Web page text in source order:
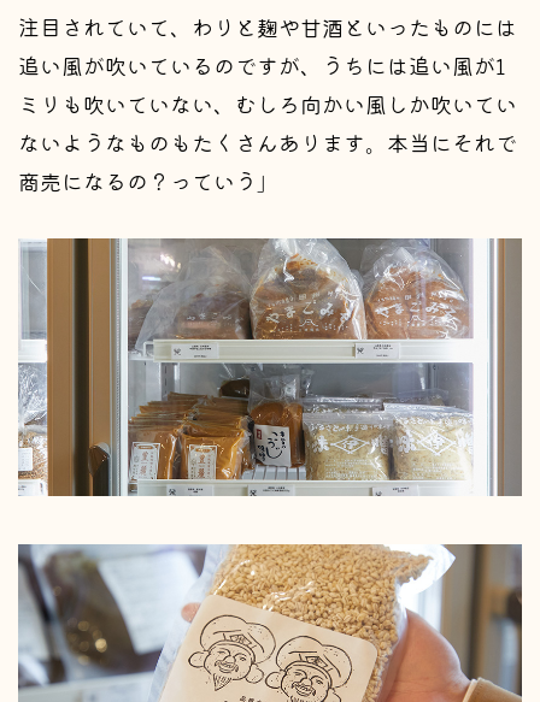
注目されていて、わりと麹や甘酒といったものには
追い風が吹いているのですが、うちには追い風が1
ミリも吹いていない、むしろ向かい風しか吹いてい
ないようなものもたくさんあります。本当にそれで
商売になるの？っていう」